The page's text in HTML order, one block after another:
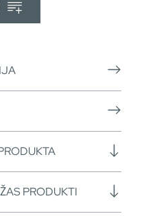
PRODUKTI